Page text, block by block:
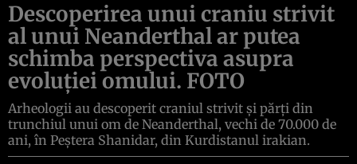
Descoperirea unui craniu strivit
al unui Neanderthal ar putea
schimba perspectiva asupra
evoluţiei omului. FOTO
Arheologii au descoperit craniul strivit şi părţi din
trunchiul unui om de Neanderthal, vechi de 70.000 de
ani, în Peştera Shanidar, din Kurdistanul irakian.